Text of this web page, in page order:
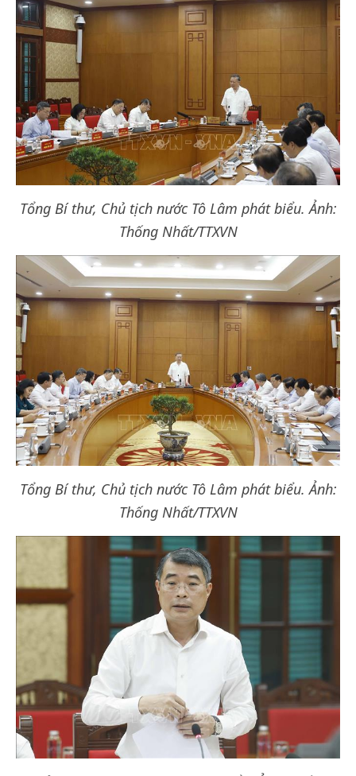
Tổng Bí thư, Chủ tịch nước Tô Lâm phát biểu. Ảnh:
Thống Nhất/TTXVN
Tổng Bí thư, Chủ tịch nước Tô Lâm phát biểu. Ảnh:
Thống Nhất/TTXVN